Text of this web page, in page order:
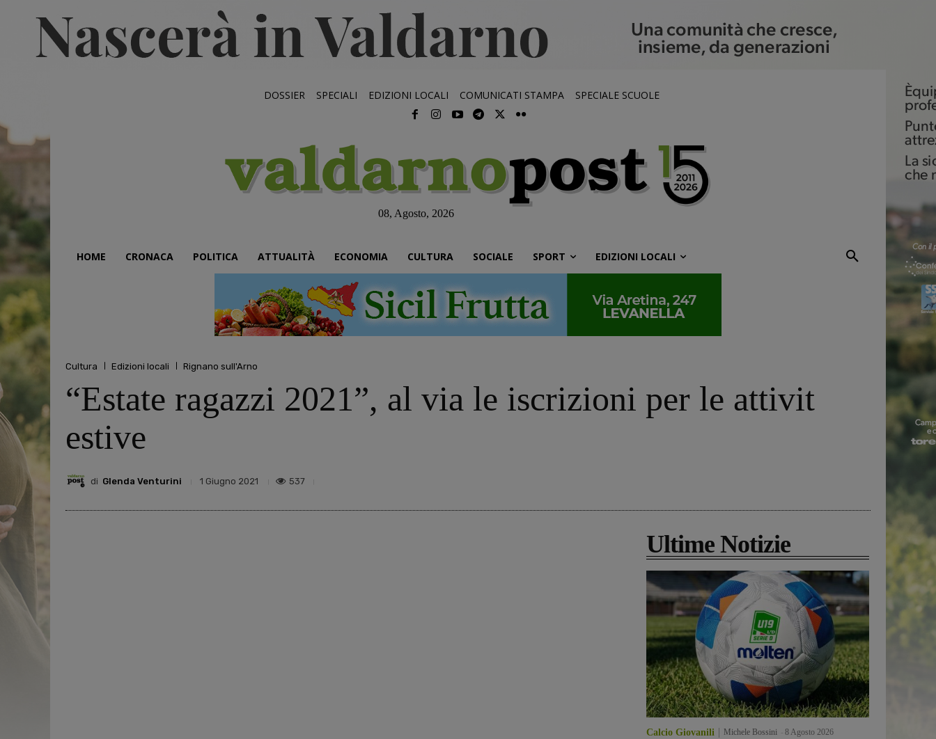
DOSSIER SPECIALI EDIZIONI LOCALI COMUNICATI STAMPA SPECIALE SCUOLE
08, Agosto, 2026
HOME CRONACA POLITICA ATTUALITÀ ECONOMIA CULTURA SOCIALE SPORT EDIZIONI LOCALI
Cultura Edizioni locali Rignano sull'Arno
“Estate ragazzi 2021”, al via le iscrizioni per le attivit
estive
di Glenda Venturini 1 Giugno 2021 537
Ultime Notizie
Calcio Giovanili Michele Bossini 8 Agosto 2026